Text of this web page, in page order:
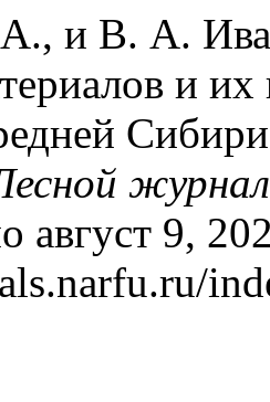
и В. А.
и
журнал
август 9,